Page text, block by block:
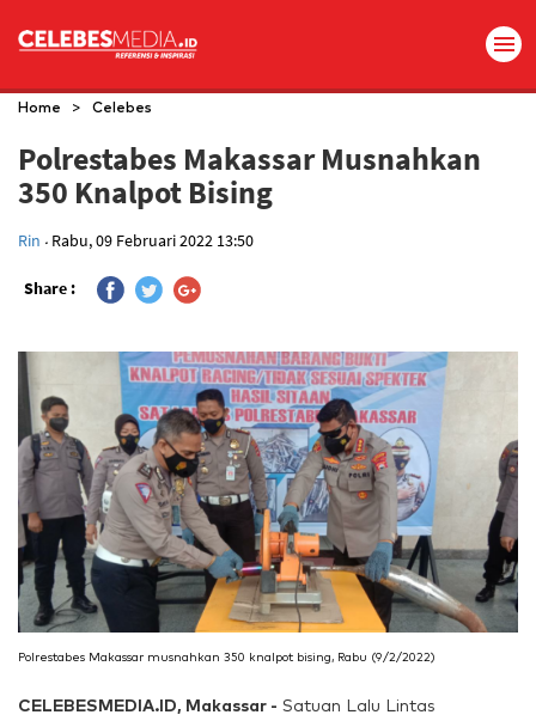
Home > Celebes
Polrestabes Makassar Musnahkan
350 Knalpot Bising
Rin . Rabu, 09 Februari 2022 13:50
Share :
Polrestabes Makassar musnahkan 350 knalpot bising, Rabu (9/2/2022)
CELEBESMEDIA.ID, Makassar - Satuan Lalu Lintas